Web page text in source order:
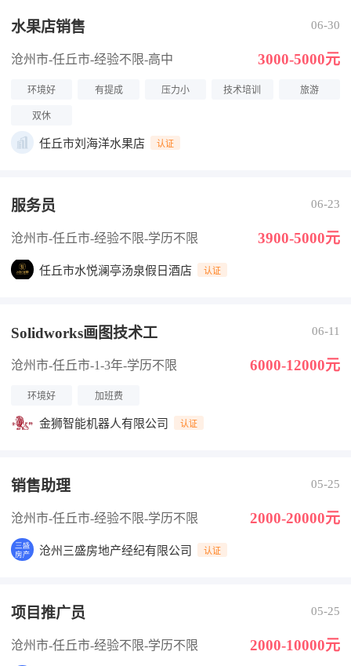
水果店销售 06-30
沧州市-任丘市-经验不限-高中 3000-5000元
环境好 有提成 压力小 技术培训 旅游
双休
任丘市刘海洋水果店 认证
服务员 06-23
沧州市-任丘市-经验不限-学历不限 3900-5000元
任丘市水悦澜亭汤泉假日酒店 认证
Solidworks画图技术工 06-11
沧州市-任丘市-1-3年-学历不限 6000-12000元
环境好 加班费
金狮智能机器人有限公司 认证
销售助理 05-25
沧州市-任丘市-经验不限-学历不限 2000-20000元
沧州三盛房地产经纪有限公司 认证
项目推广员 05-25
沧州市-任丘市-经验不限-学历不限 2000-10000元